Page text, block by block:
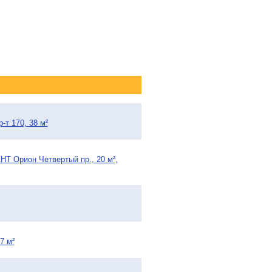
т 170, 38 м²
Орион Четвертый пр., 20 м²,
м²